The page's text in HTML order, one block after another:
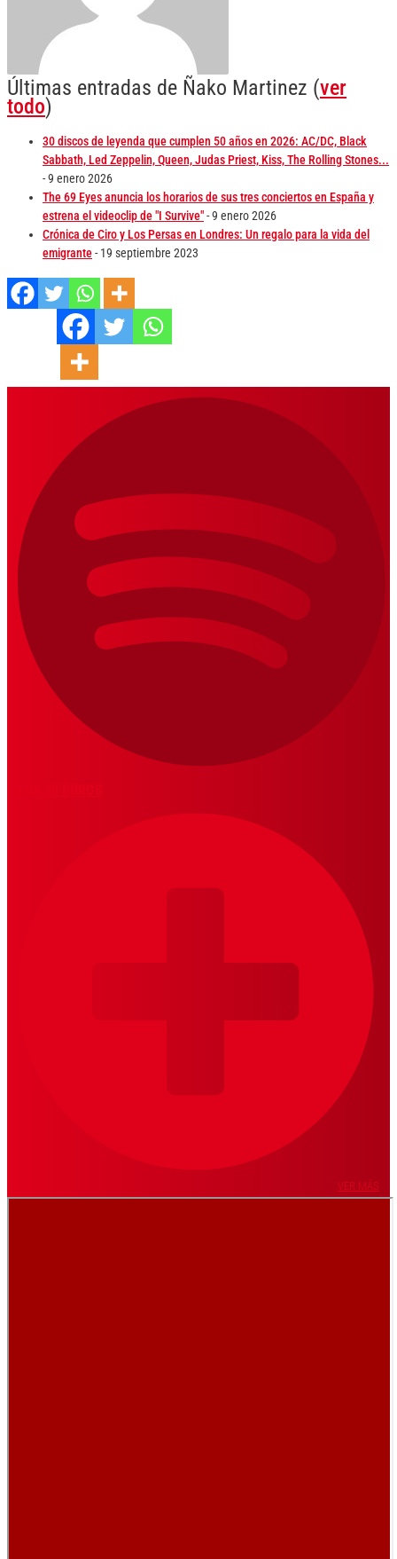
Últimas entradas de Ñako Martinez (ver
todo)
30 discos de leyenda que cumplen 50 años en 2026: AC/DC, Black
Sabbath, Led Zeppelin, Queen, Judas Priest, Kiss, The Rolling Stones...
- 9 enero 2026
The 69 Eyes anuncia los horarios de sus tres conciertos en España y
estrena el videoclip de "I Survive"- 9 enero 2026
Crónica de Ciro y Los Persas en Londres: Un regalo para la vida del
emigrante- 19 septiembre 2023
VER MÁS